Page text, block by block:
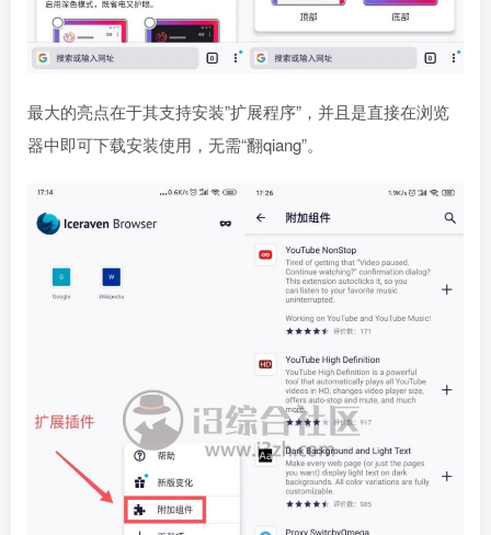
最大的亮点在于其支持安装”扩展程序”，并且是直接在浏览
器中即可下载安装使用，无需“翻qiang”。